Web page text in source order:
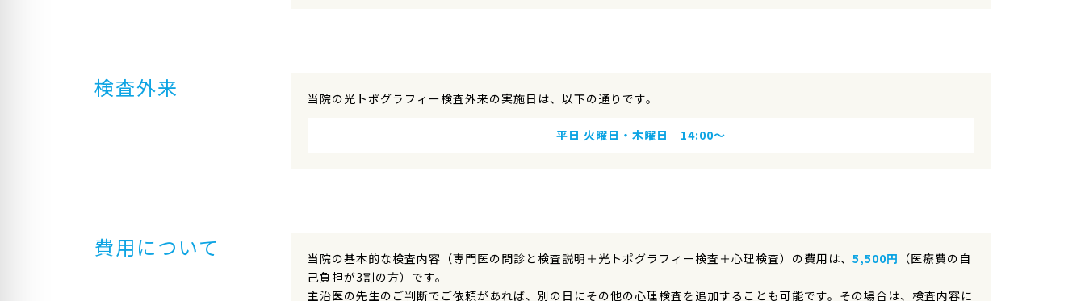
検査外来 当院の光トポグラフィー検査外来の実施日は、以下の通りです。
平日 火曜日・木曜日 14:00～
費用について 当院の基本的な検査内容（専門医の問診と検査説明＋光トポグラフィー検査＋心理検査）の費用は、5,500円 （医療費の自
己負担が3割の方）です。
主治医の先生のご判断でご依頼があれば、別の日にその他の心理検査を追加することも可能です。その場合は、検査内容に